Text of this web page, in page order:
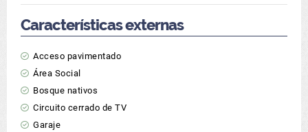
Características externas
Acceso pavimentado
Área Social
Bosque nativos
Circuito cerrado de TV
Garaje